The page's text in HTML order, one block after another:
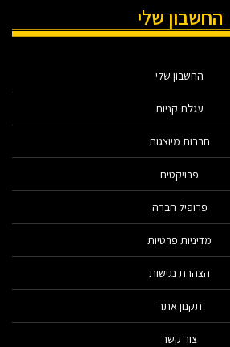
החשבון שלי
החשבון שלי
עגלת קניות
חברות מיוצגות
פרויקטים
פרופיל חברה
מדיניות פרטיות
הצהרת נגישות
תקנון אתר
צור קשר